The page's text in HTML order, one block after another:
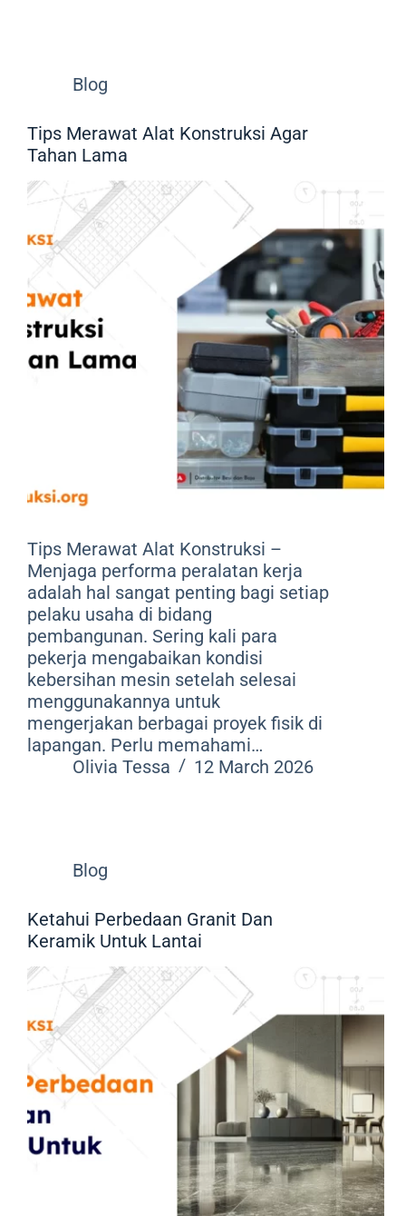
Blog
Tips Merawat Alat Konstruksi Agar
Tahan Lama
Tips Merawat Alat Konstruksi –
Menjaga performa peralatan kerja
adalah hal sangat penting bagi setiap
pelaku usaha di bidang
pembangunan. Sering kali para
pekerja mengabaikan kondisi
kebersihan mesin setelah selesai
menggunakannya untuk
mengerjakan berbagai proyek fisik di
lapangan. Perlu memahami…
Olivia Tessa
12 March 2026
Blog
Ketahui Perbedaan Granit Dan
Keramik Untuk Lantai